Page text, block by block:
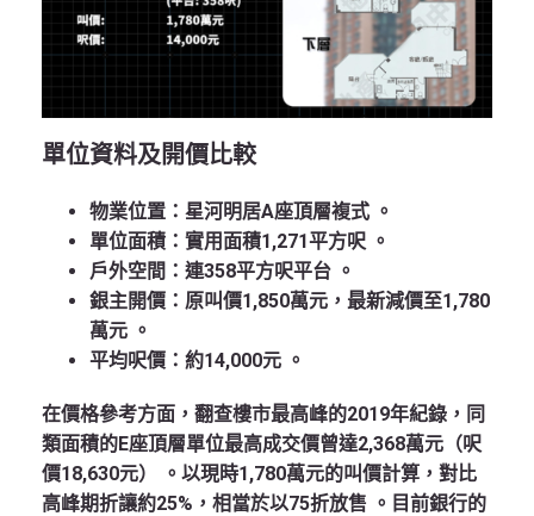
單位資料及開價比較
物業位置 ：星河明居A座頂層複式 。
單位面積 ：實用面積1,271平方呎 。
戶外空間 ：連358平方呎平台 。
銀主開價 ：原叫價1,850萬元，最新減價至1,780
萬元 。
平均呎價 ：約14,000元 。
在價格參考方面，翻查樓市最高峰的2019年紀錄，同
類面積的E座頂層單位最高成交價曾達2,368萬元（呎
價18,630元）
。以現時1,780萬元的叫價計算，對比
高峰期折讓約25%，相當於以75折放售 。目前銀行的